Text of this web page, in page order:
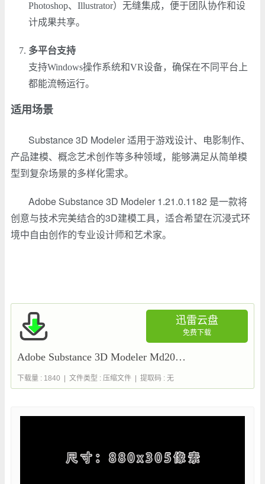
Photoshop、Illustrator）无缝集成，便于团队协作和设
计成果共享。
多平台支持
支持Windows操作系统和VR设备，确保在不同平台上
都能流畅运行。
适用场景
Substance 3D Modeler 适用于游戏设计、电影制作、
产品建模、概念艺术创作等多种领域，能够满足从简单模
型到复杂场景的多样化需求。
Adobe Substance 3D Modeler 1.21.0.1182 是一款将
创意与技术完美结合的3D建模工具，适合希望在沉浸式环
境中自由创作的专业设计师和艺术家。
迅雷云盘
免费下载
Adobe Substance 3D Modeler Md2025 (1.21.0.1182) 一键安装正式版
下载量 : 1840 | 文件类型 : 压缩文件 | 提取码 : 无